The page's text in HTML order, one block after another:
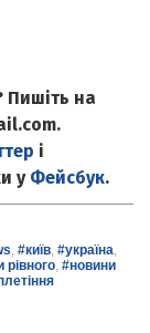
Пишіть на
і
у Фейсбук.
, #київ, #україна,
рівного, #новини